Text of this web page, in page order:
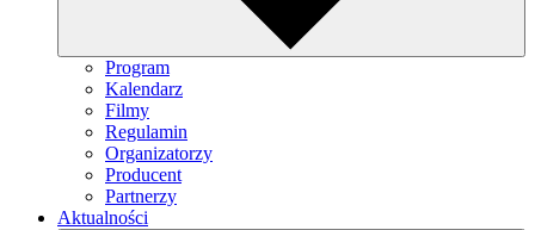
Program
Kalendarz
Filmy
Regulamin
Organizatorzy
Producent
Partnerzy
Aktualności